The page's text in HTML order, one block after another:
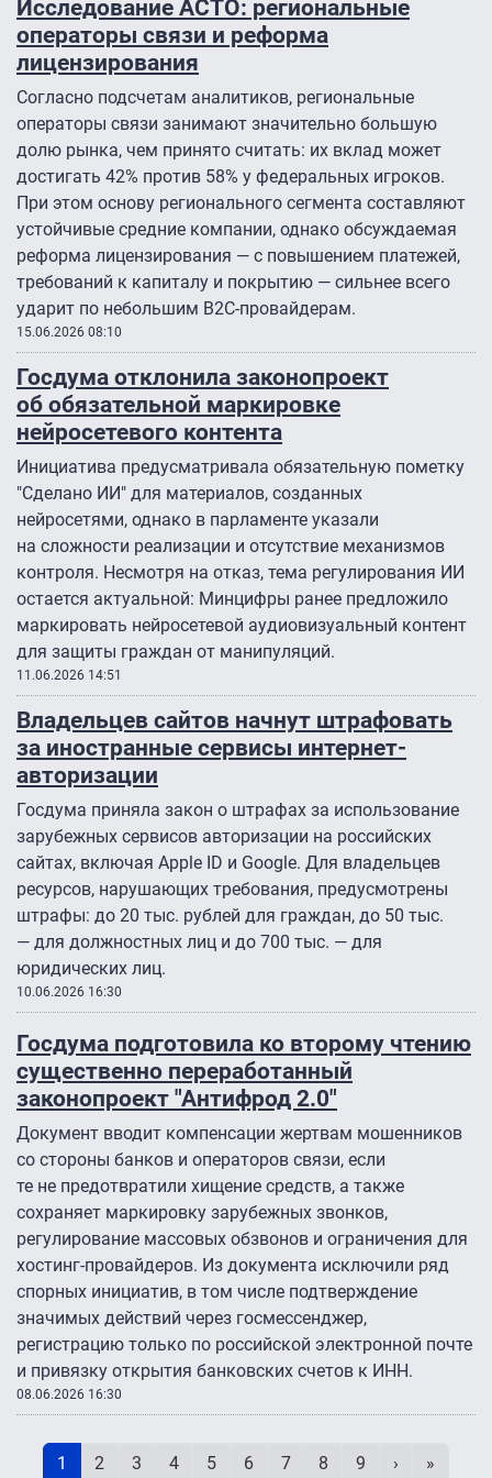
Исследование АСТО: региональные
операторы связи и реформа
лицензирования
Согласно подсчетам аналитиков, региональные
операторы связи занимают значительно большую
долю рынка, чем принято считать: их вклад может
достигать 42% против 58% у федеральных игроков.
При этом основу регионального сегмента составляют
устойчивые средние компании, однако обсуждаемая
реформа лицензирования — с повышением платежей,
требований к капиталу и покрытию — сильнее всего
ударит по небольшим B2C-провайдерам.
15.06.2026 08:10
Госдума отклонила законопроект
об обязательной маркировке
нейросетевого контента
Инициатива предусматривала обязательную пометку
"Сделано ИИ" для материалов, созданных
нейросетями, однако в парламенте указали
на сложности реализации и отсутствие механизмов
контроля. Несмотря на отказ, тема регулирования ИИ
остается актуальной: Минцифры ранее предложило
маркировать нейросетевой аудиовизуальный контент
для защиты граждан от манипуляций.
11.06.2026 14:51
Владельцев сайтов начнут штрафовать
за иностранные сервисы интернет-
авторизации
Госдума приняла закон о штрафах за использование
зарубежных сервисов авторизации на российских
сайтах, включая Apple ID и Google. Для владельцев
ресурсов, нарушающих требования, предусмотрены
штрафы: до 20 тыс. рублей для граждан, до 50 тыс.
— для должностных лиц и до 700 тыс. — для
юридических лиц.
10.06.2026 16:30
Госдума подготовила ко второму чтению
существенно переработанный
законопроект "Антифрод 2.0″
Документ вводит компенсации жертвам мошенников
со стороны банков и операторов связи, если
те не предотвратили хищение средств, а также
сохраняет маркировку зарубежных звонков,
регулирование массовых обзвонов и ограничения для
хостинг-провайдеров. Из документа исключили ряд
спорных инициатив, в том числе подтверждение
значимых действий через госмессенджер,
регистрацию только по российской электронной почте
и привязку открытия банковских счетов к ИНН.
08.06.2026 16:30
Текущая страница
1 Page
2 Page
3 Page
4 Page
5 Page
6 Page
7 Page
8 Page
9 Следующая
› »